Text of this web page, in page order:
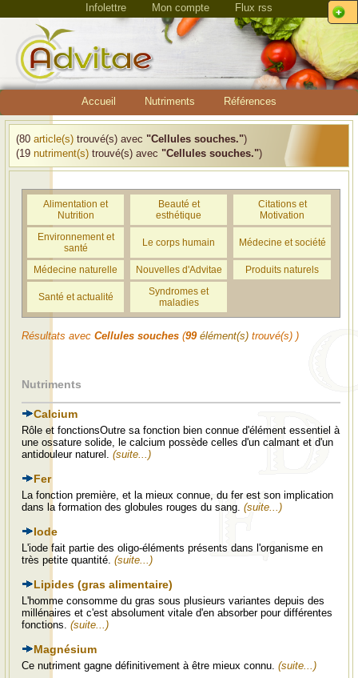
Infolettre Mon compte Flux rss
Accueil Nutriments Références
(80 article(s) trouvé(s) avec "Cellules souches.")
(19 nutriment(s) trouvé(s) avec "Cellules souches.")
Alimentation et
Nutrition
Beauté et
esthétique
Citations et
Motivation
Environnement et
santé
Le corps humain Médecine et société
Médecine naturelle Nouvelles d'Advitae Produits naturels
Santé et actualité
Syndromes et
maladies
Résultats avec Cellules souches (99 élément(s) trouvé(s) )
Nutriments
Calcium
Rôle et fonctionsOutre sa fonction bien connue d'élément essentiel à
une ossature solide, le calcium possède celles d'un calmant et d'un
antidouleur naturel. (suite...)
Fer
La fonction première, et la mieux connue, du fer est son implication
dans la formation des globules rouges du sang. (suite...)
Iode
L'iode fait partie des oligo-éléments présents dans l'organisme en
très petite quantité. (suite...)
Lipides (gras alimentaire)
L'homme consomme du gras sous plusieurs variantes depuis des
millénaires et c'est absolument vitale d'en absorber pour différentes
fonctions. (suite...)
Magnésium
Ce nutriment gagne définitivement à être mieux connu. (suite...)